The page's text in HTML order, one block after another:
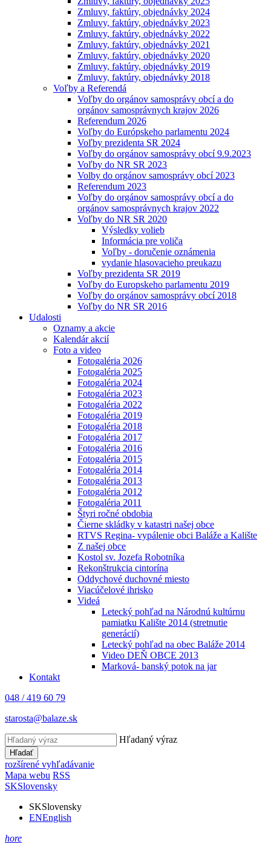
Zmluvy, faktúry, objednávky 2024
Zmluvy, faktúry, objednávky 2023
Zmluvy, faktúry, objednávky 2022
Zmluvy, faktúry, objednávky 2021
Zmluvy, faktúry, objednávky 2020
Zmluvy, faktúry, objednávky 2019
Zmluvy, faktúry, objednávky 2018
Voľby a Referendá
Voľby do orgánov samosprávy obcí a do
orgánov samosprávnych krajov 2026
Referendum 2026
Voľby do Európskeho parlamentu 2024
Voľby prezidenta SR 2024
Voľby do orgánov samosprávy obcí 9.9.2023
Voľby do NR SR 2023
Volby do orgánov samosprávy obcí 2023
Referendum 2023
Voľby do orgánov samosprávy obcí a do
orgánov samosprávnych krajov 2022
Voľby do NR SR 2020
Výsledky volieb
Informácia pre voliča
Voľby - doručenie oznámenia
vydanie hlasovacieho preukazu
Voľby prezidenta SR 2019
Voľby do Europskeho parlamentu 2019
Voľby do orgánov samosprávy obcí 2018
Voľby do NR SR 2016
Udalosti
Oznamy a akcie
Kalendár akcií
Foto a video
Fotogaléria 2026
Fotogaléria 2025
Fotogaléria 2024
Fotogaléria 2023
Fotogaléria 2022
Fotogaléria 2019
Fotogaléria 2018
Fotogaléria 2017
Fotogaléria 2016
Fotogaléria 2015
Fotogaléria 2014
Fotogaléria 2013
Fotogaléria 2012
Fotogaléria 2011
Štyri ročné obdobia
Čierne skládky v katastri našej obce
RTVS Regina- vypálenie obci Baláže a Kalište
Z našej obce
Kostol sv. Jozefa Robotníka
Rekonštrukcia cintorína
Oddychové duchovné miesto
Viacúčelové ihrisko
Videá
Letecký pohľad na Národnú kultúrnu
pamiatku Kalište 2014 (stretnutie
generácií)
Letecký pohľad na obec Baláže 2014
Video DEŇ OBCE 2013
Marková- banský potok na jar
Kontakt
048 / 419 60 79
starosta@balaze.sk
Hľadaný výraz
Hľadať
rozšírené vyhľadávanie
Mapa webu RSS
SKSlovensky
SKSlovensky
ENEnglish
hore